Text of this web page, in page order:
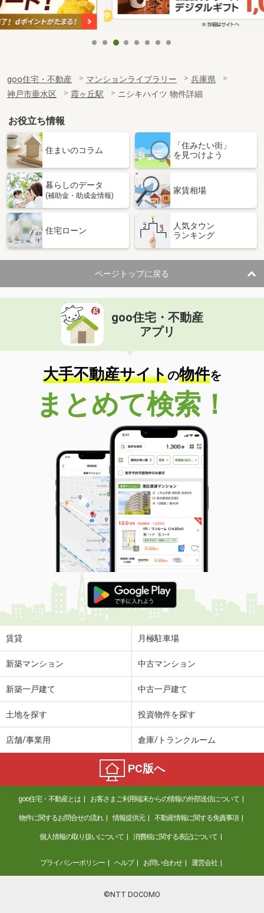
goo住宅・不動産 マンションライブラリー
兵庫県
神戸市垂水区
霞ヶ丘駅 ニシキハイツ 物件詳細
お役立ち情報
住まいのコラム
「住みたい街」
を見つけよう
暮らしのデータ
(補助金・助成金情報)
家賃相場
住宅ローン
人気タウン
ランキング
ページトップに戻る
goo住宅・不動産
アプリ
大手不動産サイトの物件を
まとめて検索！
賃貸 月極駐車場
新築マンション 中古マンション
新築一戸建て 中古一戸建て
土地を探す 投資物件を探す
店舗/事業用 倉庫/トランクルーム
PC版へ
goo住宅・不動産とは お客さまご利用端末からの情報の外部送信について
物件に関するお問合せの流れ 情報提供元 不動産情報に関する免責事項
個人情報の取り扱いについて 消費税に関する表記について
プライバシーポリシー ヘルプ お問い合わせ 運営会社
©NTT DOCOMO